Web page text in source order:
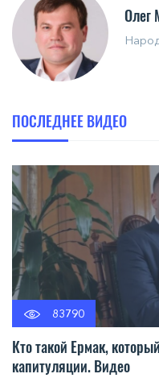
Олег
ПОСЛЕДНЕЕ ВИДЕО
83790
Кто такой Ермак,
капитуляции. Видео